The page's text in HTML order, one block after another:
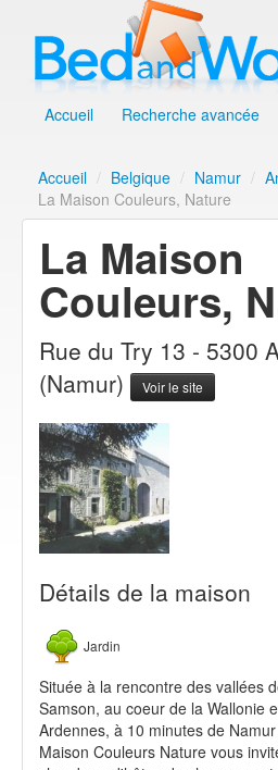
Accueil Recherche avancée
Accueil / Belgique / Namur /
La Maison Couleurs, Nature
La Maison
Couleurs,
Rue du Try 13 - 5300
(Namur)
Voir le site
Détails de la maison
Jardin
Située à la rencontre des vallées
Samson, au coeur de la Wallonie
Ardennes, à 10 minutes de
Maison Couleurs Nature vous